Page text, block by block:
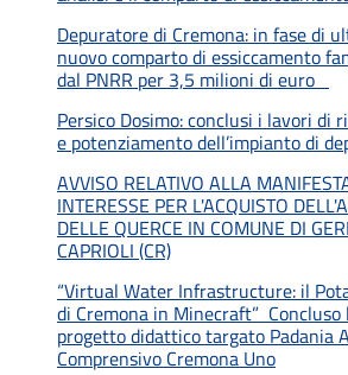
Depuratore di Cremona: in fase di
nuovo comparto di essiccamento
dal PNRR per 3,5 milioni di euro
Persico Dosimo: conclusi i lavori di
e potenziamento dell’impianto di
AVVISO RELATIVO ALLA
INTERESSE PER L'ACQUISTO
DELLE QUERCE IN COMUNE DI
CAPRIOLI (CR)
“Virtual Water Infrastructure: il
di Cremona in Minecraft” Concluso
progetto didattico targato Padania
Comprensivo Cremona Uno